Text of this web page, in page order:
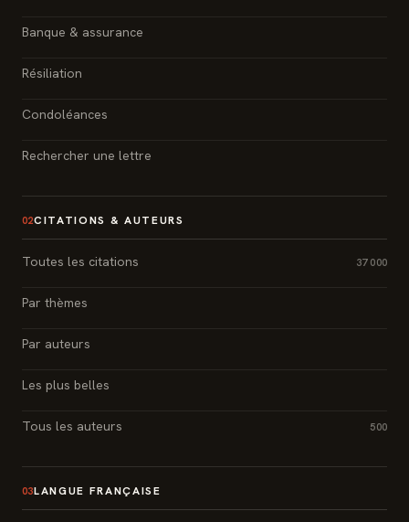
Banque & assurance
Résiliation
Condoléances
Rechercher une lettre
02CITATIONS & AUTEURS
Toutes les citations 37 000
Par thèmes
Par auteurs
Les plus belles
Tous les auteurs 500
03LANGUE FRANÇAISE